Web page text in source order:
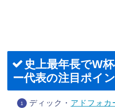
史上最年長でW
ー代表の注目ポイ
ディック・ アドフォカ